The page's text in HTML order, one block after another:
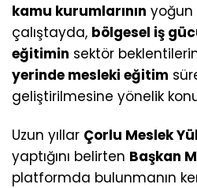
kamu kurumlarının yoğun
çalıştayda, bölgesel iş
eğitimin sektör
yerinde mesleki eğitim
geliştirilmesine yönelik
Uzun yıllar Çorlu Meslek
yaptığını belirten Başkan
platformda bulunmanın